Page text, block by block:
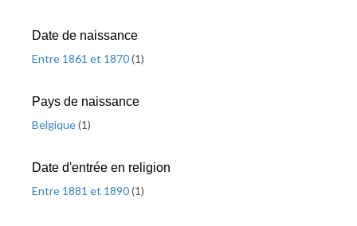
Date de naissance
Entre 1861 et 1870(1)
Pays de naissance
Belgique(1)
Date d'entrée en religion
Entre 1881 et 1890(1)